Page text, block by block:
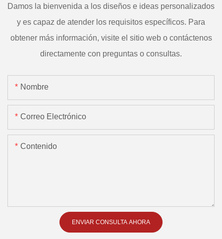
Damos la bienvenida a los diseños e ideas personalizados
y es capaz de atender los requisitos específicos. Para
obtener más información, visite el sitio web o contáctenos
directamente con preguntas o consultas.
Nombre
Correo Electrónico
Contenido
ENVIAR CONSULTA AHORA